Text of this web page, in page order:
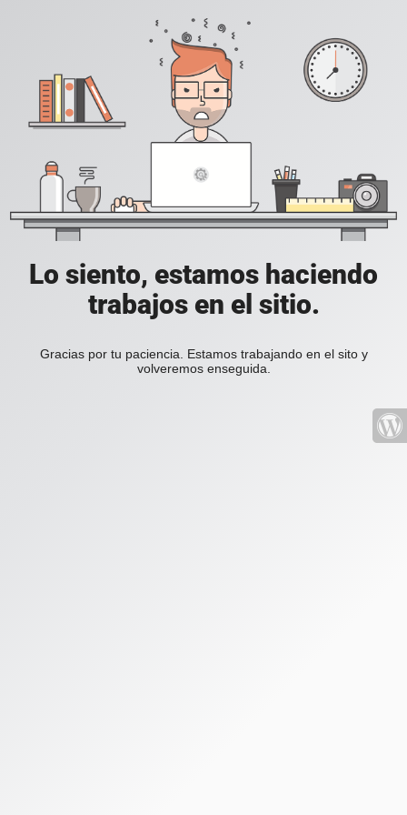
Lo siento, estamos haciendo
trabajos en el sitio.
Gracias por tu paciencia. Estamos trabajando en el sito y
volveremos enseguida.